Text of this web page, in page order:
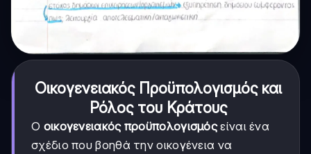
Οικογενειακός Προϋπολογισμός και
Ρόλος του Κράτους
Ο οικογενειακός προϋπολογισμόςείναι ένα
σχέδιο που βοηθά την οικογένεια να